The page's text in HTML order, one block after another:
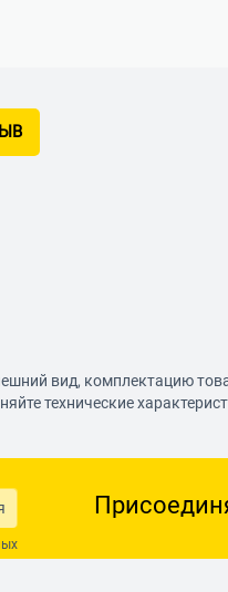
вид, комплектацию
технические